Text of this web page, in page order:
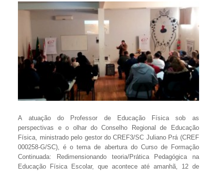
A atuação do Professor de Educação Física sob as
perspectivas e o olhar do Conselho Regional de Educação
Física, ministrado pelo gestor do CREF3/SC Juliano Prá (CREF
000258-G/SC), é o tema de abertura do Curso de Formação
Continuada: Redimensionando teoria/Prática Pedagógica na
Educação Física Escolar, que acontece até amanhã, 12 de